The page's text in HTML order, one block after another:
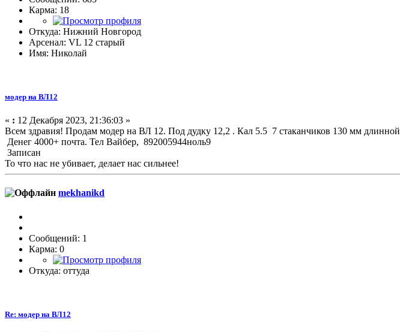
Карма: 18
Откуда: Нижний Новгород
Арсенал: VL 12 старый
Имя: Николай
модер на ВЛ12
« : 12 Декабря 2023, 21:36:03 »
Всем здравия! Продам модер на ВЛ 12. Под дудку 12,2 . Кал 5.5 7 стаканчиков 130 мм длинной
Денег 4000+ почта. Тел Вайбер, 892005944ноль9
Записан
То что нас не убивает, делает нас сильнее!
mekhanikd
Сообщений: 1
Карма: 0
Откуда: оттуда
Re: модер на ВЛ12